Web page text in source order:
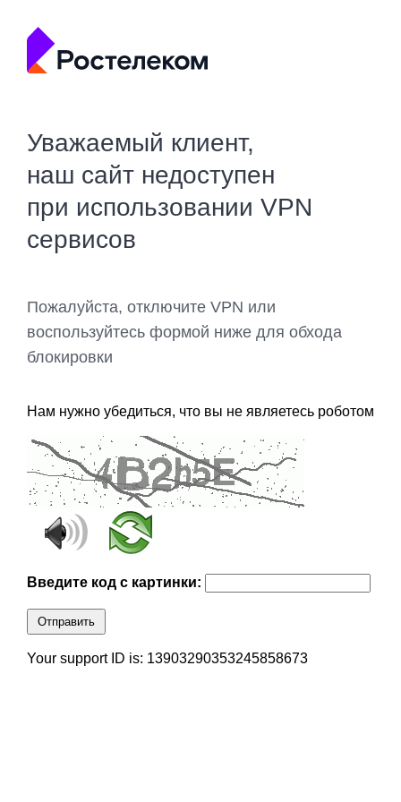
Уважаемый клиент,
наш сайт недоступен
при использовании VPN
сервисов
Пожалуйста, отключите VPN или
воспользуйтесь формой ниже для обхода
блокировки
Нам нужно убедиться, что вы не являетесь роботом
Введите код с картинки:
Отправить
Your support ID is: 13903290353245858673